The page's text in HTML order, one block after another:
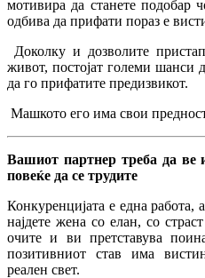
мотивира да станете подобар
одбива да прифати пораз е
Доколку и дозволите
живот, постојат големи шанси
да го прифатите предизвикот.
Машкото его има свои
Вашиот партнер треба да ве
повеќе да се трудите
Конкуренцијата е една работа,
најдете жена со елан, со
очите и ви претставува
позитивниот став има
реален свет.